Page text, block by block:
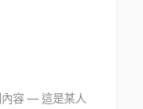
內容 — 這是某人